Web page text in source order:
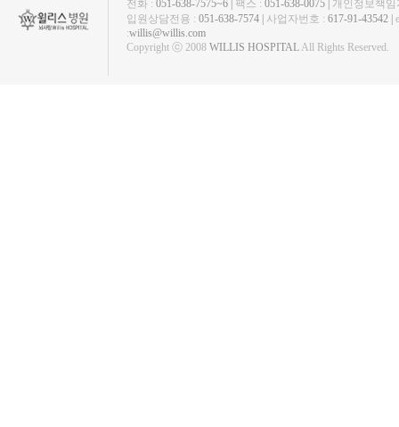
전화 : 051-638-7575~6 | 팩스 : 051-638-0075 | 개인정보책임
입원상담전용 : 051-638-7574 | 사업자번호 : 617-91-43542 |
:willis@willis.com
Copyright ⓒ 2008 WILLIS HOSPITALAll Rights Reserved.